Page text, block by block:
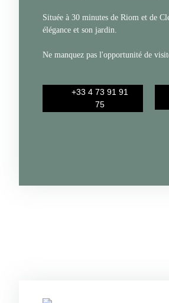
Située à 30 minutes de Riom et de
élégance et son jardin.
Ne manquez pas l'opportunité de
+33 4 73 91 91
75